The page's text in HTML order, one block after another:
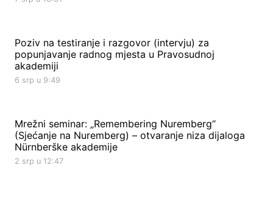
Poziv na testiranje i razgovor (intervju) za
popunjavanje radnog mjesta u Pravosudnoj
akademiji
6 srp u 9:49
Mrežni seminar: „Remembering Nuremberg“
(Sjećanje na Nuremberg) – otvaranje niza dijaloga
Nürnberške akademije
2 srp u 12:47